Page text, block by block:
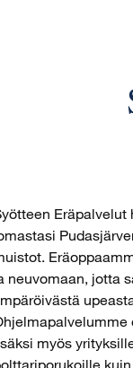
neuvomaan, jotta
myös